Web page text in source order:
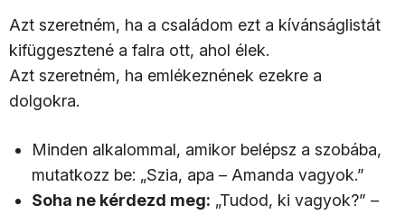
Azt szeretném, ha a családom ezt a kívánságlistát
kifüggesztené a falra ott, ahol élek.
Azt szeretném, ha emlékeznének ezekre a
dolgokra.
Minden alkalommal, amikor belépsz a szobába,
mutatkozz be: „Szia, apa – Amanda vagyok.”
Soha ne kérdezd meg: „Tudod, ki vagyok?” –